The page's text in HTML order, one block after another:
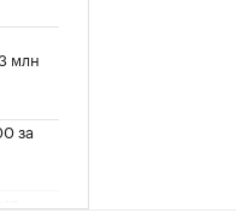
млн
за